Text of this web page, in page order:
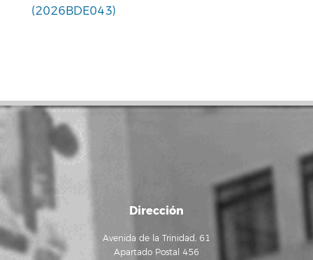
(2026BDE043)
Dirección
Avenida de la Trinidad, 61
Apartado Postal 456